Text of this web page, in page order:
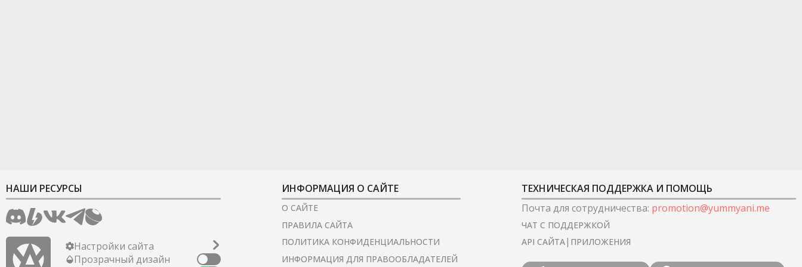
НАШИ РЕСУРСЫ
Настройки сайта
Прозрачный дизайн
ИНФОРМАЦИЯ О САЙТЕ
О САЙТЕ
ПРАВИЛА САЙТА
ПОЛИТИКА КОНФИДЕНЦИАЛЬНОСТИ
ИНФОРМАЦИЯ ДЛЯ ПРАВООБЛАДАТЕЛЕЙ
ТЕХНИЧЕСКАЯ ПОДДЕРЖКА И ПОМОЩЬ
Почта для сотрудничества: promotion@yummyani.me
ЧАТ С ПОДДЕРЖКОЙ
API САЙТА| ПРИЛОЖЕНИЯ